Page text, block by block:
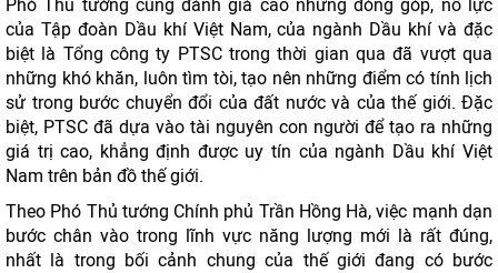
Phó Thủ tướng cũng đánh giá cao những đóng góp, nỗ lực
của Tập đoàn Dầu khí Việt Nam, của ngành Dầu khí và đặc
biệt là Tổng công ty PTSC trong thời gian qua đã vượt qua
những khó khăn, luôn tìm tòi, tạo nên những điểm có tính lịch
sử trong bước chuyển đổi của đất nước và của thế giới. Đặc
biệt, PTSC đã dựa vào tài nguyên con người để tạo ra những
giá trị cao, khẳng định được uy tín của ngành Dầu khí Việt
Nam trên bản đồ thế giới.
Theo Phó Thủ tướng Chính phủ Trần Hồng Hà, việc mạnh dạn
bước chân vào trong lĩnh vực năng lượng mới là rất đúng,
nhất là trong bối cảnh chung của thế giới đang có bước